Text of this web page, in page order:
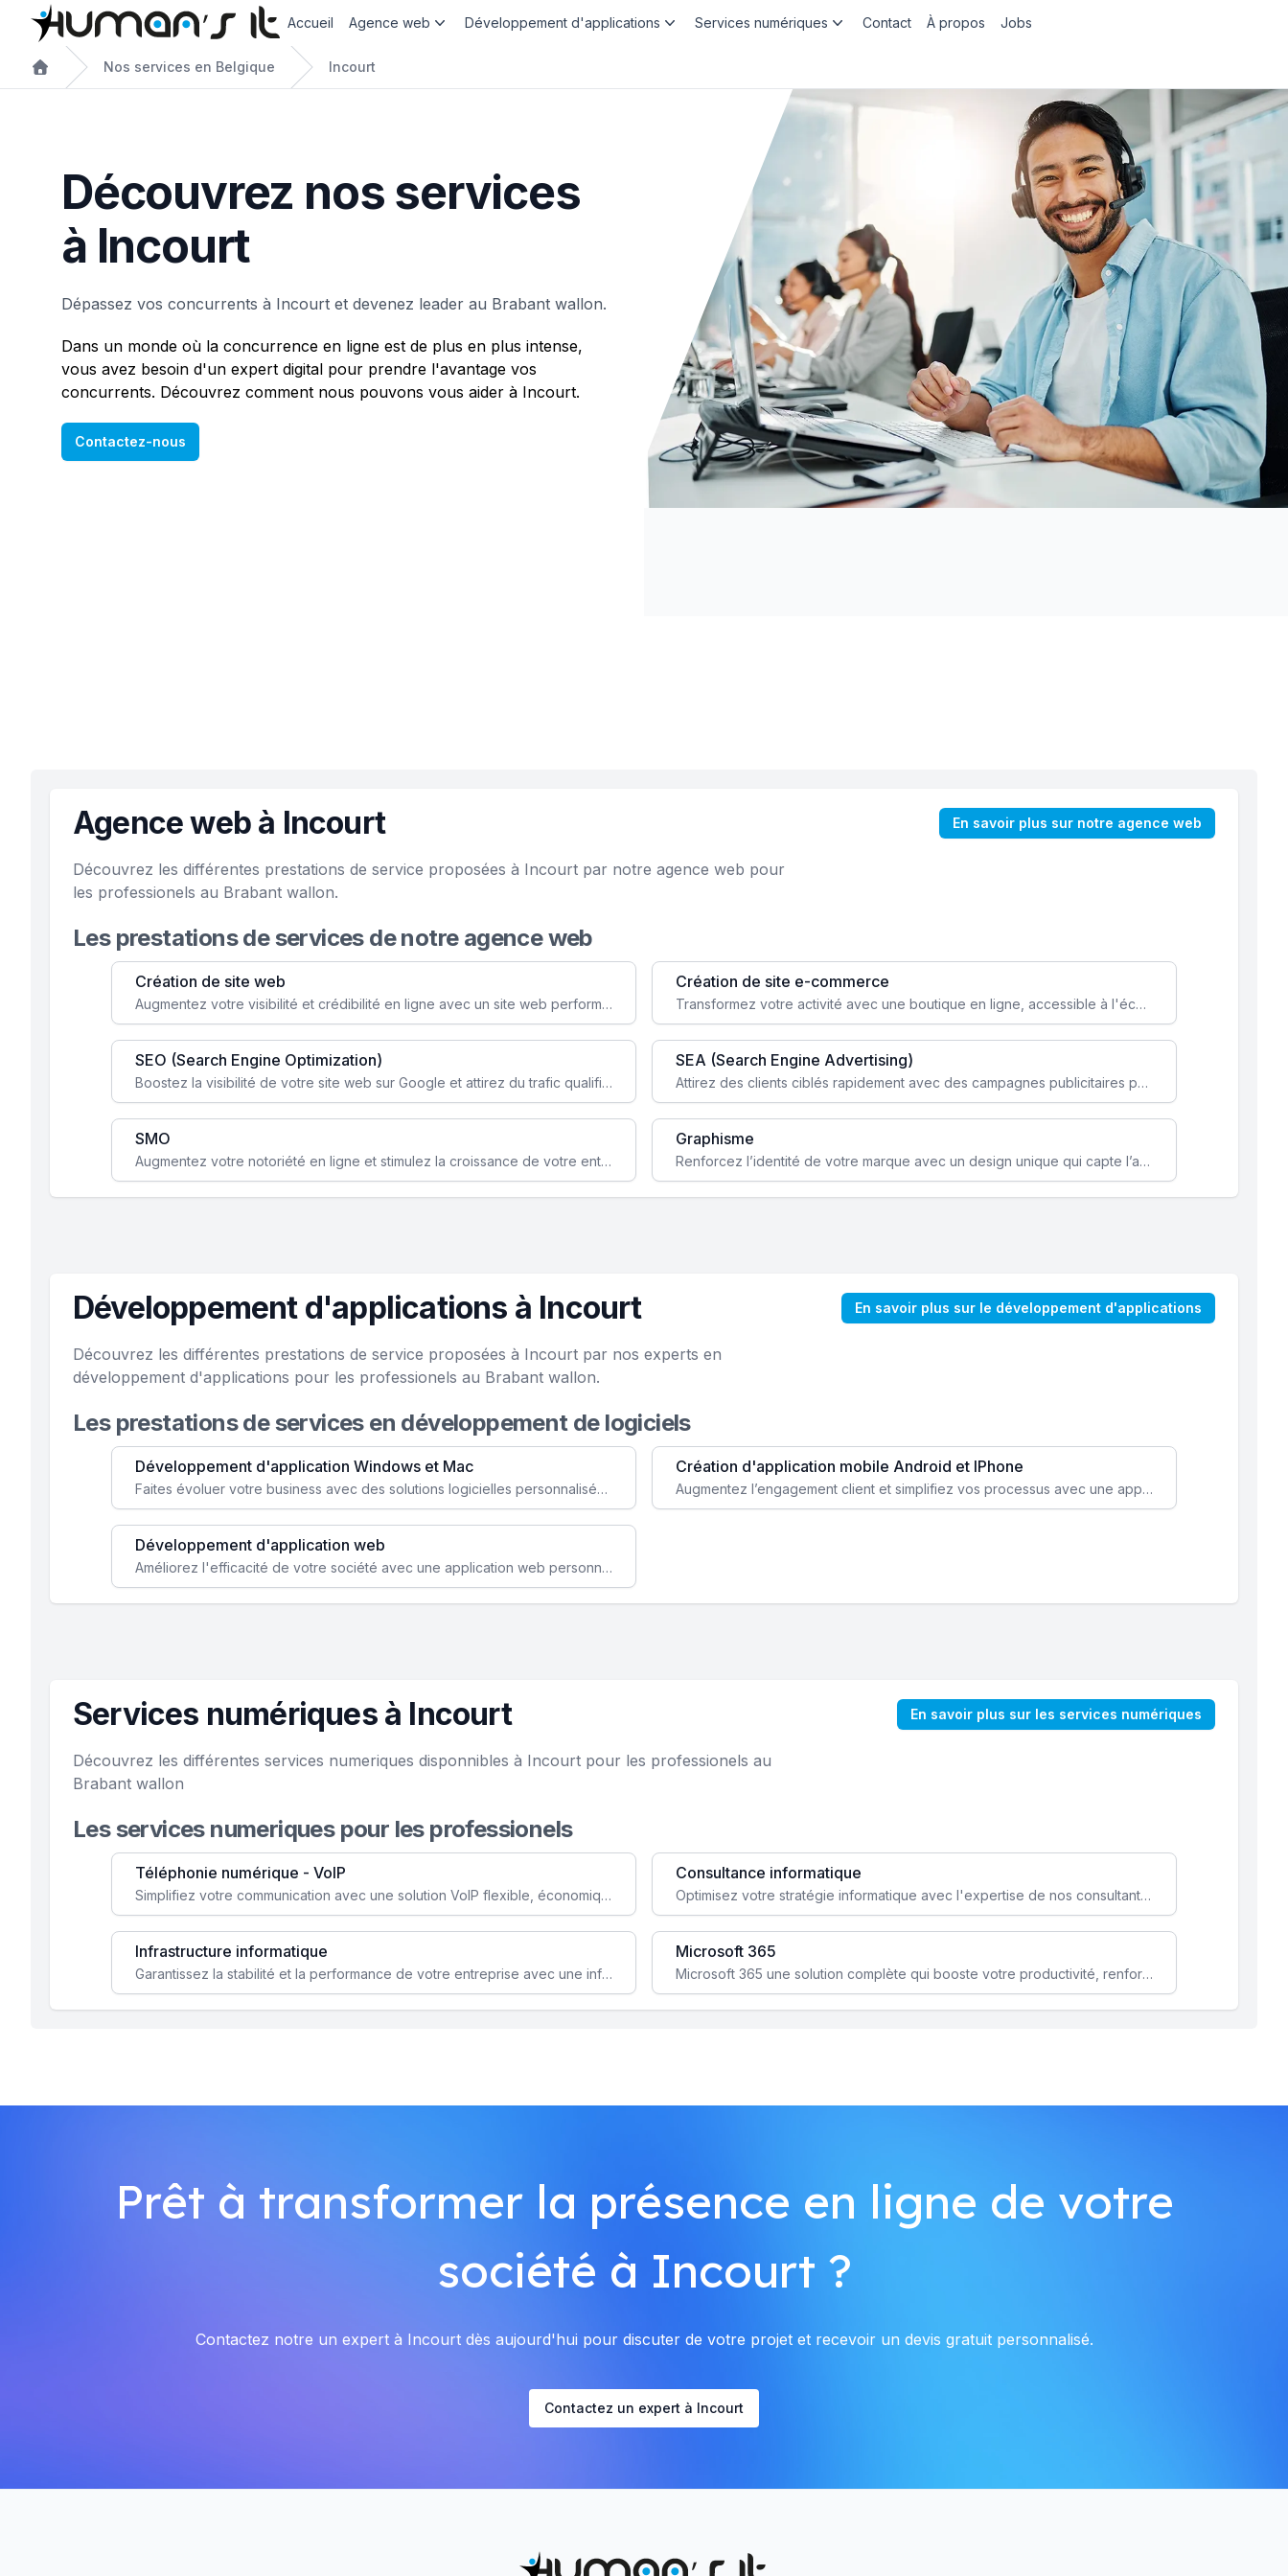
Accueil Agence web Développement d'applications Services numériques Contact À propos Jobs
Nos services en Belgique Incourt
Découvrez nos services
à Incourt
Dépassez vos concurrents à Incourt et devenez leader au Brabant wallon.
Dans un monde où la concurrence en ligne est de plus en plus intense,
vous avez besoin d'un expert digital pour prendre l'avantage vos
concurrents. Découvrez comment nous pouvons vous aider à Incourt.
Contactez-nous
Agence web à Incourt En savoir plus sur notre agence web
Découvrez les différentes prestations de service proposées à Incourt par notre agence web pour
les professionels au Brabant wallon.
Les prestations de services de notre agence web
Création de site web
Augmentez votre visibilité et crédibilité en ligne avec un site web performant, conçu pour attirer plus de clients.
Création de site e-commerce
Transformez votre activité avec une boutique en ligne, accessible à l'échelle mondiale 24/7.
SEO (Search Engine Optimization)
Boostez la visibilité de votre site web sur Google et attirez du trafic qualifié grâce à nos stratégies SEO.
SEA (Search Engine Advertising)
Attirez des clients ciblés rapidement avec des campagnes publicitaires payantes optimisées pour vos objectifs.
SMO
Augmentez votre notoriété en ligne et stimulez la croissance de votre entreprise grâce à une stratégie sociale sur mesure.
Graphisme
Renforcez l’identité de votre marque avec un design unique qui capte l’attention et engage vos clients.
Développement d'applications à Incourt En savoir plus sur le développement d'applications
Découvrez les différentes prestations de service proposées à Incourt par nos experts en
développement d'applications pour les professionels au Brabant wallon.
Les prestations de services en développement de logiciels
Développement d'application Windows et Mac
Faites évoluer votre business avec des solutions logicielles personnalisées, parfaitement adaptées à vos besoins spécifiques.
Création d'application mobile Android et IPhone
Augmentez l’engagement client et simplifiez vos processus avec une application mobile sur mesure, disponible sur iOS et Android.
Développement d'application web
Améliorez l'efficacité de votre société avec une application web personnalisée accessible partout et tout le temps.
Services numériques à Incourt En savoir plus sur les services numériques
Découvrez les différentes services numeriques disponnibles à Incourt pour les professionels au
Brabant wallon
Les services numeriques pour les professionels
Téléphonie numérique - VoIP
Simplifiez votre communication avec une solution VoIP flexible, économique et adaptée à vos besoins professionnels.
Consultance informatique
Optimisez votre stratégie informatique avec l'expertise de nos consultants pour améliorer votre efficacité et sécurité.
Infrastructure informatique
Garantissez la stabilité et la performance de votre entreprise avec une infrastructure IT sécurisée et évolutive.
Microsoft 365
Microsoft 365 une solution complète qui booste votre productivité, renforce la sécurité de vos données et facilite la collaboration.
Prêt à transformer la présence en ligne de votre
société à Incourt ?
Contactez notre un expert à Incourt dès aujourd'hui pour discuter de votre projet et recevoir un devis gratuit personnalisé.
Contactez un expert à Incourt